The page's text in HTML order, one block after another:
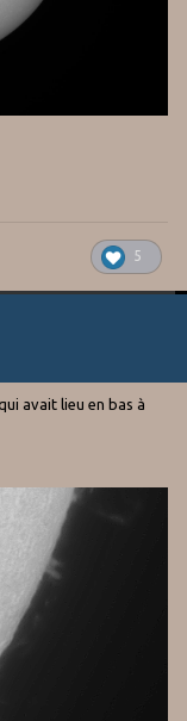
5
avait lieu en bas à